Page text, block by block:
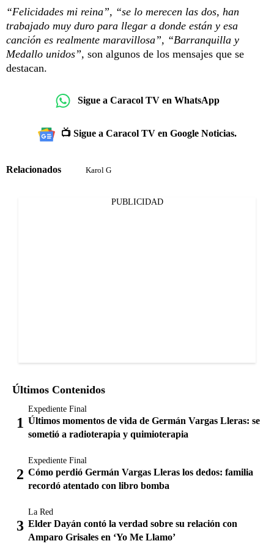
“Felicidades mi reina”, “se lo merecen las dos, han
trabajado muy duro para llegar a donde están y esa
canción es realmente maravillosa”, “Barranquilla y
Medallo unidos”, son algunos de los mensajes que se
destacan.
Sigue a Caracol TV en WhatsApp
📺 Sigue a Caracol TV en Google Noticias.
Relacionados Karol G
PUBLICIDAD
Últimos Contenidos
Expediente Final
Últimos momentos de vida de Germán Vargas Lleras: se
sometió a radioterapia y quimioterapia
Expediente Final
Cómo perdió Germán Vargas Lleras los dedos: familia
recordó atentado con libro bomba
La Red
Elder Dayán contó la verdad sobre su relación con
Amparo Grisales en ‘Yo Me Llamo’